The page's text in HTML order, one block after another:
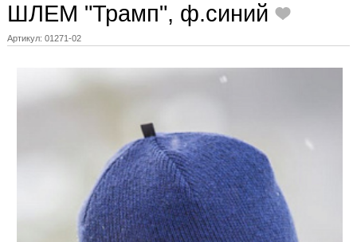
ШЛЕМ "Трамп", ф.синий
Артикул: 01271-02